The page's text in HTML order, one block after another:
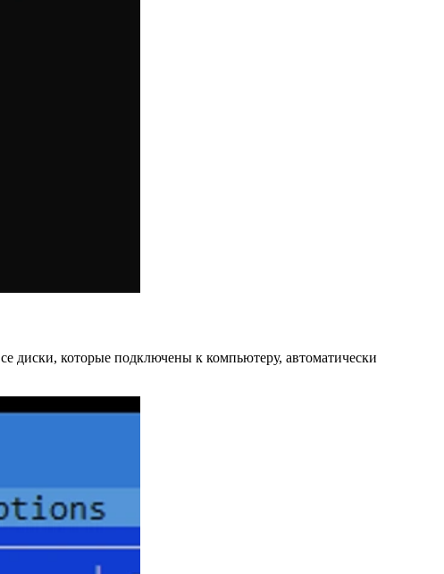
диски, которые подключены к компьютеру, автоматически